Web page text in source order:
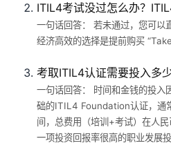
ITIL4考试没过怎么办？
一句话回答： 若未通过，您可以
经济高效的选择是提前购买
考取ITIL4认证需要投入多
一句话回答： 时间和金钱的投入
础的ITIL4 Foundation认证，通
间，总费用（培训+考试）在人
一项投资回报率很高的职业发展